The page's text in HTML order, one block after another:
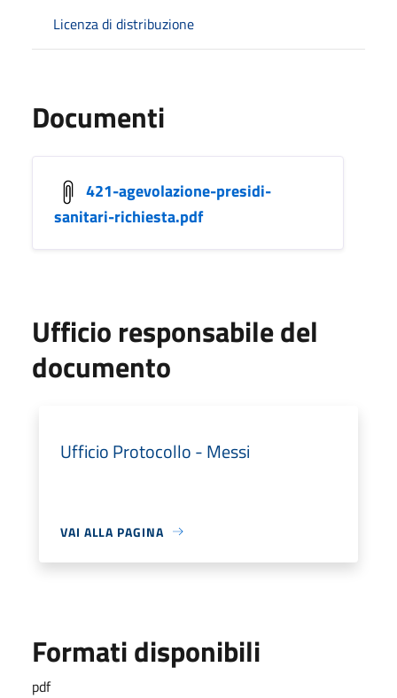
Licenza di distribuzione
Documenti
421-agevolazione-presidi-
sanitari-richiesta.pdf
Ufficio responsabile del
documento
Ufficio Protocollo - Messi
VAI ALLA PAGINA
Formati disponibili
pdf